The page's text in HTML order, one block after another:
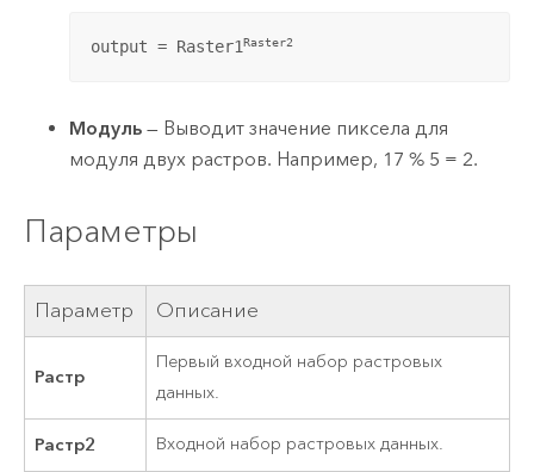
output = Raster1Raster2
Модуль — Выводит значение пиксела для
модуля двух растров. Например, 17 % 5 = 2.
Параметры
Параметр Описание
Растр
Первый входной набор растровых
данных.
Растр2 Входной набор растровых данных.